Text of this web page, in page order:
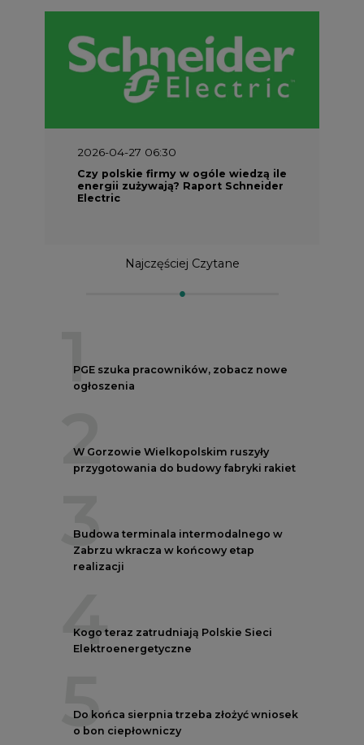
2026-04-27 06:30
Czy polskie firmy w ogóle wiedzą ile
energii zużywają? Raport Schneider
Electric
Najczęściej Czytane
1
PGE szuka pracowników, zobacz nowe
ogłoszenia
2
W Gorzowie Wielkopolskim ruszyły
przygotowania do budowy fabryki rakiet
3
Budowa terminala intermodalnego w
Zabrzu wkracza w końcowy etap
realizacji
4
Kogo teraz zatrudniają Polskie Sieci
Elektroenergetyczne
5
Do końca sierpnia trzeba złożyć wniosek
o bon ciepłowniczy